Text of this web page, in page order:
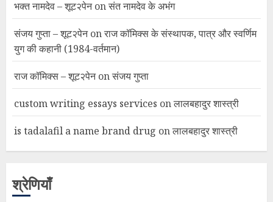
भक्त नामदेव – शूट२पेनonसंत नामदेव के अभंग
संजय गुप्ता – शूट२पेनonराज कॉमिक्स के संस्थापक, पात्र और स्वर्णिम
युग की कहानी (1984-वर्तमान)
राज कॉमिक्स – शूट२पेनonसंजय गुप्ता
custom writing essays services onलालबहादुर शास्त्री
is tadalafil a name brand drug onलालबहादुर शास्त्री
श्रेणियाँ